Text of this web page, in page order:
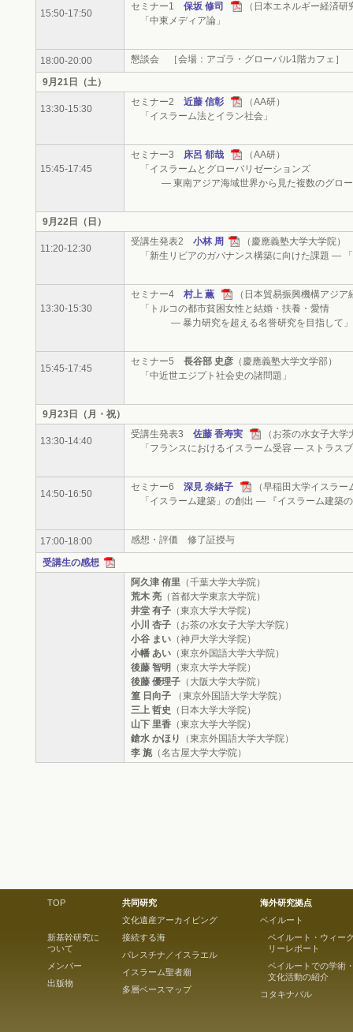
15:50-17:50
セミナー1 保坂 修司
（日本エネルギー経済研
「中東メディア論」
18:00-20:00 懇談会 ［会場：アゴラ・グローバル1階カフェ］
9月21日（土）
13:30-15:30
セミナー2 近藤 信彰
（AA研）
「イスラーム法とイラン社会」
15:45-17:45
セミナー3 床呂 郁哉
（AA研）
「イスラームとグローバリゼーションズ
― 東南アジア海域世界から見た複数のグロー
9月22日（日）
11:20-12:30
受講生発表2 小林 周
（慶應義塾大学大学院）
「新生リビアのガバナンス構築に向けた課題 ―
13:30-15:30
セミナー4 村上 薫
（日本貿易振興機構アジア
「トルコの都市貧困女性と結婚・扶養・愛情
― 暴力研究を超える名誉研究を目指して」
15:45-17:45
セミナー5 長谷部 史彦 （慶應義塾大学文学部）
「中近世エジプト社会史の諸問題」
9月23日（月・祝）
13:30-14:40
受講生発表3 佐藤 香寿実
（お茶の水女子大学
「フランスにおけるイスラーム受容 ― ストラス
14:50-16:50
セミナー6 深見 奈緒子
（早稲田大学イスラ
「イスラーム建築」の創出 ― 『イスラーム建築
17:00-18:00 感想・評価 修了証授与
受講生の感想
阿久津 侑里 （千葉大学大学院）
荒木 亮 （首都大学東京大学院）
井堂 有子 （東京大学大学院）
小川 杏子 （お茶の水女子大学大学院）
小谷 まい （神戸大学大学院）
小幡 あい （東京外国語大学大学院）
後藤 智明
（東京大学大学院）
後藤 優理子 （大阪大学大学院）
篁 日向子
（東京外国語大学大学院）
三上 哲史 （日本大学大学院）
山下 里香 （東京大学大学院）
鎗水 かほり
（東京外国語大学大学院）
李 旎（名古屋大学大学院）
TOP
新基幹研究に
ついて
メンバー
出版物
共同研究
文化遺産アーカイビング
接続する海
パレスチナ／イスラエル
イスラーム聖者廟
多層ベースマップ
海外研究拠点
ベイルート
ベイルート・ウィー
リーレポート
ベイルートでの学術
文化活動の紹介
コタキナバル